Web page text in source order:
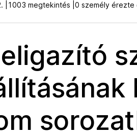
| 1003 megtekintés | 0 személy érezte